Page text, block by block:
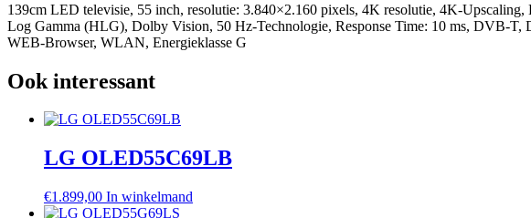
139cm LED televisie, 55 inch, resolutie: 3.840×2.160 pixels, 4K resolutie, 4K-
Log Gamma (HLG), Dolby Vision, 50 Hz-Technologie, Response Time: 10 ms,
WEB-Browser, WLAN, Energieklasse G
Ook interessant
LG OLED55C69LB
€1.899,00 In winkelmand